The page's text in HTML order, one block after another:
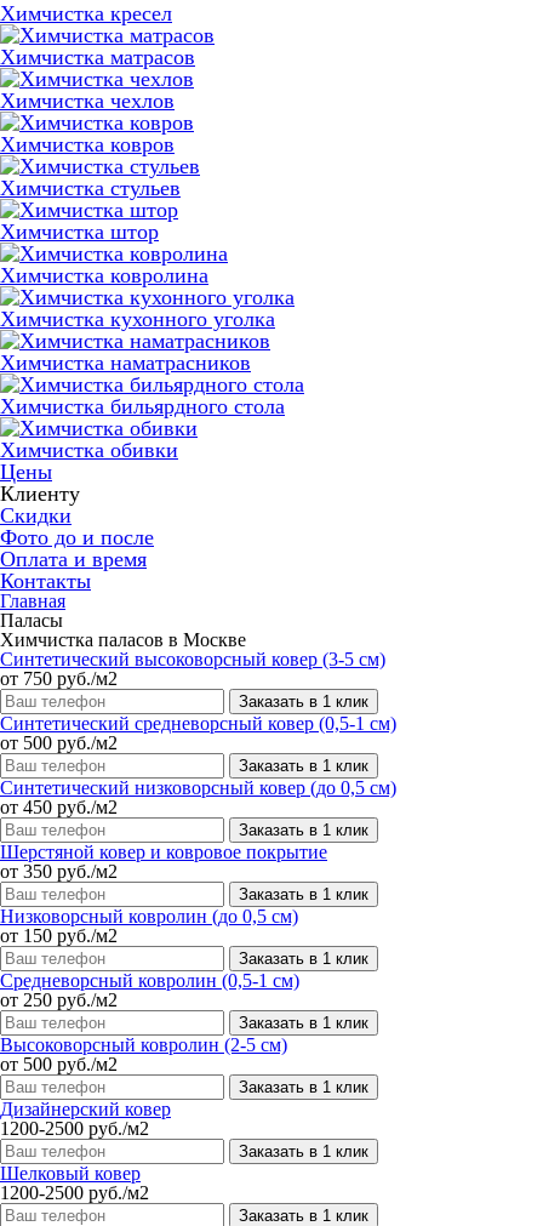
Химчистка кресел
Химчистка матрасов
Химчистка чехлов
Химчистка ковров
Химчистка стульев
Химчистка штор
Химчистка ковролина
Химчистка кухонного уголка
Химчистка наматрасников
Химчистка бильярдного стола
Химчистка обивки
Цены
Клиенту
Скидки
Фото до и после
Оплата и время
Контакты
Главная
Паласы
Химчистка паласов в Москве
Синтетический высоковорсный ковер (3-5 см)
от 750 руб./м2
Заказать в 1 клик
Синтетический средневорсный ковер (0,5-1 см)
от 500 руб./м2
Заказать в 1 клик
Синтетический низковорсный ковер (до 0,5 см)
от 450 руб./м2
Заказать в 1 клик
Шерстяной ковер и ковровое покрытие
от 350 руб./м2
Заказать в 1 клик
Низковорсный ковролин (до 0,5 см)
от 150 руб./м2
Заказать в 1 клик
Средневорсный ковролин (0,5-1 см)
от 250 руб./м2
Заказать в 1 клик
Высоковорсный ковролин (2-5 см)
от 500 руб./м2
Заказать в 1 клик
Дизайнерский ковер
1200-2500 руб./м2
Заказать в 1 клик
Шелковый ковер
1200-2500 руб./м2
Заказать в 1 клик